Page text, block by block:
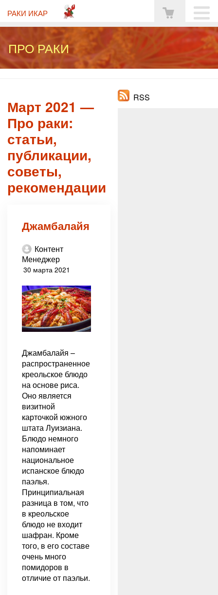
РАКИ ИКАР
ПРО РАКИ
Март 2021 —
Про раки:
статьи,
публикации,
советы,
рекомендации
Джамбалайя
Контент
Менеджер
30 марта 2021
Джамбалайя –
распространенное
креольское блюдо
на основе риса.
Оно является
визитной
карточкой южного
штата Луизиана.
Блюдо немного
напоминает
национальное
испанское блюдо
паэлья.
Принципиальная
разница в том, что
в креольское
блюдо не входит
шафран. Кроме
того, в его составе
очень много
помидоров в
отличие от паэльи.
RSS